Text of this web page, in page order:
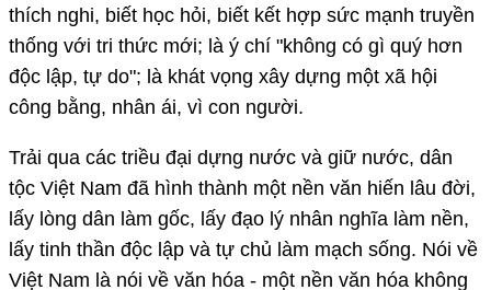
thích nghi, biết học hỏi, biết kết hợp sức mạnh truyền
thống với tri thức mới; là ý chí "không có gì quý hơn
độc lập, tự do"; là khát vọng xây dựng một xã hội
công bằng, nhân ái, vì con người.
Trải qua các triều đại dựng nước và giữ nước, dân
tộc Việt Nam đã hình thành một nền văn hiến lâu đời,
lấy lòng dân làm gốc, lấy đạo lý nhân nghĩa làm nền,
lấy tinh thần độc lập và tự chủ làm mạch sống. Nói về
Việt Nam là nói về văn hóa - một nền văn hóa không